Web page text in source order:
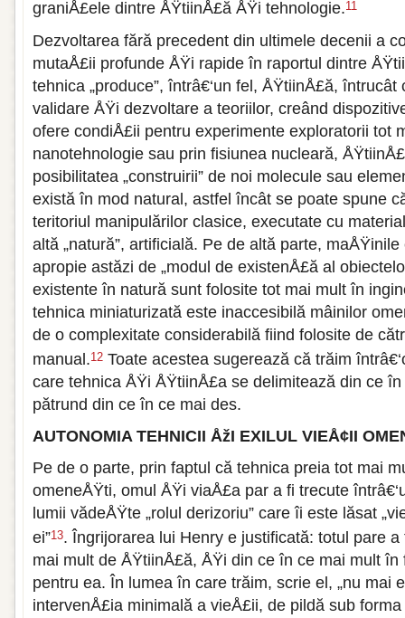
graniÅ£ele dintre ÅŸtiinÅ£ă ÅŸi tehnologie.11
Dezvoltarea fără precedent din ultimele decenii a
mutaÅ£ii profunde ÅŸi rapide în raportul dintre
tehnica „produce”, întrâ€‘un fel, ÅŸtiinÅ£ă,
validare ÅŸi dezvoltare a teoriilor, creând
ofere condiÅ£ii pentru experimente exploratorii tot
nanotehnologie sau prin fisiunea nucleară,
posibilitatea „construirii” de noi molecule sau
există în mod natural, astfel încât se poate spune
teritoriul manipulărilor clasice, executate cu
altă „natură”, artificială. Pe de altă parte,
apropie astăzi de „modul de existenÅ£ă al
existente în natură sunt folosite tot mai mult în
tehnica miniaturizată este inaccesibilă mâinilor
de o complexitate considerabilă fiind folosite de
manual.12 Toate acestea sugerează că trăim
care tehnica ÅŸi ÅŸtiinÅ£a se delimitează din ce
pătrund din ce în ce mai des.
AUTONOMIA TEHNICII ÅžI EXILUL VIEÅ¢II
Pe de o parte, prin faptul că tehnica preia tot mai
omeneÅŸti, omul ÅŸi viaÅ£a par a fi trecute
lumii vădeÅŸte „rolul derizoriu” care îi este lăsat
ei”13. Îngrijorarea lui Henry e justificată: totul pare
mai mult de ÅŸtiinÅ£ă, ÅŸi din ce în ce mai mult în
pentru ea. În lumea în care trăim, scrie el, „nu mai
intervenÅ£ia minimală a vieÅ£ii, de pildă sub